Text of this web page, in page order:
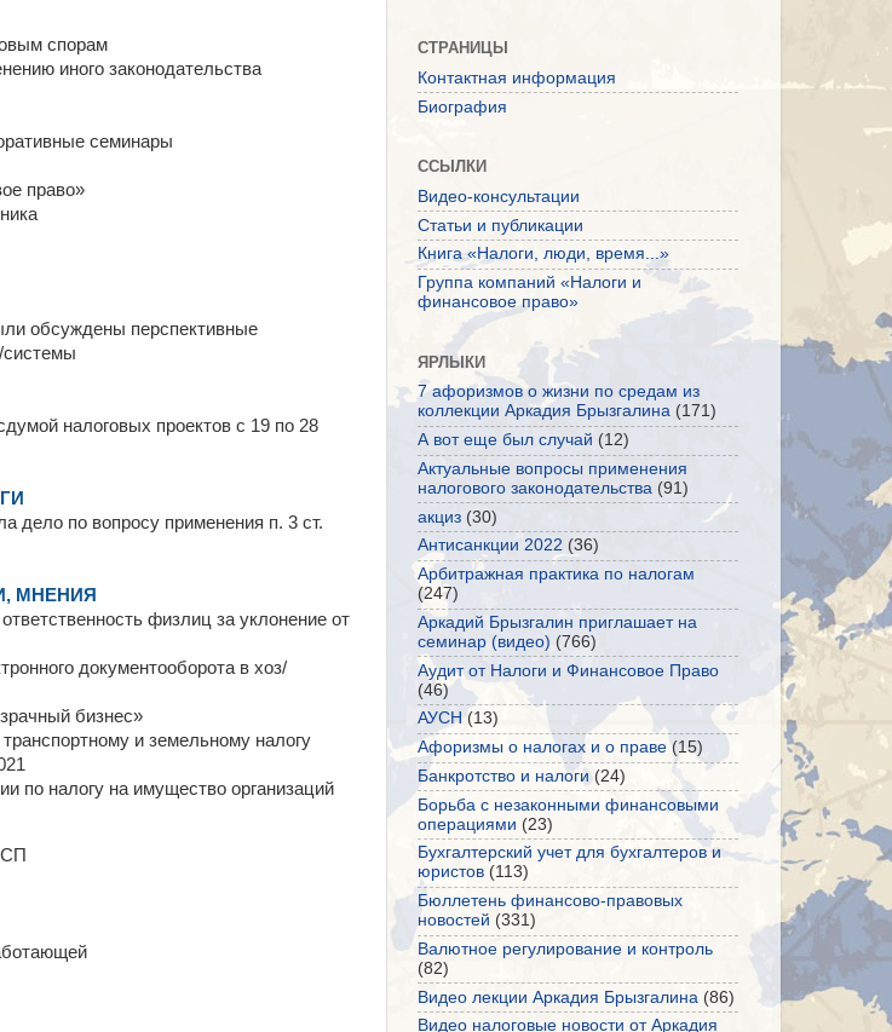
спорам
иного законодательства
семинары
право»
обсуждены перспективные
системы
налоговых проектов с 19 по 28
дело по вопросу применения п. 3 ст.
МНЕНИЯ
физлиц за уклонение от
документооборота в хоз/
бизнес»
и земельному налогу
по налогу на имущество организаций
СТРАНИЦЫ
Контактная информация
Биография
ССЫЛКИ
Видео-консультации
Статьи и публикации
Книга «Налоги, люди, время...»
Группа компаний «Налоги и
финансовое право»
ЯРЛЫКИ
7 афоризмов о жизни по средам из
коллекции Аркадия Брызгалина (171)
А вот еще был случай (12)
Актуальные вопросы применения
налогового законодательства (91)
акциз (30)
Антисанкции 2022 (36)
Арбитражная практика по налогам
(247)
Аркадий Брызгалин приглашает на
семинар (видео) (766)
Аудит от Налоги и Финансовое Право
(46)
АУСН (13)
Афоризмы о налогах и о праве (15)
Банкротство и налоги (24)
Борьба с незаконными финансовыми
операциями (23)
Бухгалтерский учет для бухгалтеров и
юристов (113)
Бюллетень финансово-правовых
новостей (331)
Валютное регулирование и контроль
(82)
Видео лекции Аркадия Брызгалина (86)
Видео налоговые новости от Аркадия